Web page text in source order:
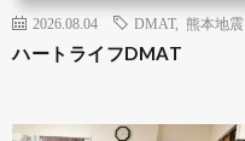
2026.08.04 DMAT, 熊本地震
ハートライフDMAT